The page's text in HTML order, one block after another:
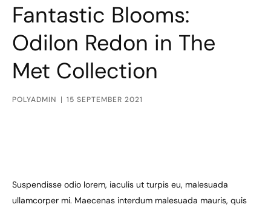
Fantastic Blooms:
Odilon Redon in The
Met Collection
POLYADMIN 15 SEPTEMBER 2021
Suspendisse odio lorem, iaculis ut turpis eu, malesuada
ullamcorper mi. Maecenas interdum malesuada mauris, quis